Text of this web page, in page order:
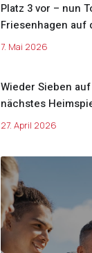
Platz 3 vor – nun
Friesenhagen auf
7. Mai 2026
Wieder Sieben
nächstes
27. April 2026